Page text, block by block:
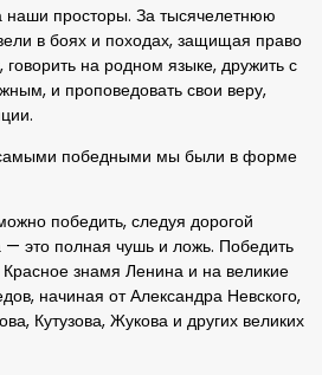
наши просторы. За тысячелетнюю
в боях и походах, защищая право
на родном языке, дружить с
и проповедовать свои веру,
самыми победными мы были в форме
победить, следуя дорогой
это полная чушь и ложь. Победить
знамя Ленина и на великие
начиная от Александра Невского,
Кутузова, Жукова и других великих